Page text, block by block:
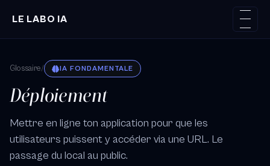
LE LABO IA
Glossaire/ IA FONDAMENTALE
Déploiement
Mettre en ligne ton application pour que les
utilisateurs puissent y accéder via une URL. Le
passage du local au public.